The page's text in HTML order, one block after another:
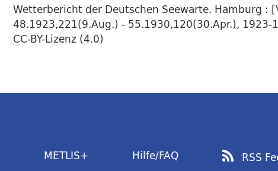
Wetterbericht der Deutschen Seewarte. Hamburg :
48.1923,221(9.Aug.) - 55.1930,120(30.Apr.), 1923-
CC-BY-Lizenz (4.0)
METLIS+ Hilfe/FAQ RSS